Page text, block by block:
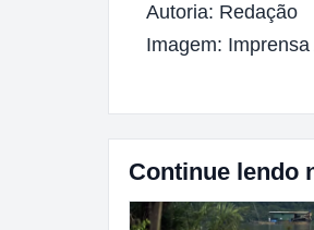
Autoria: Redação
Imagem:
Continue lendo